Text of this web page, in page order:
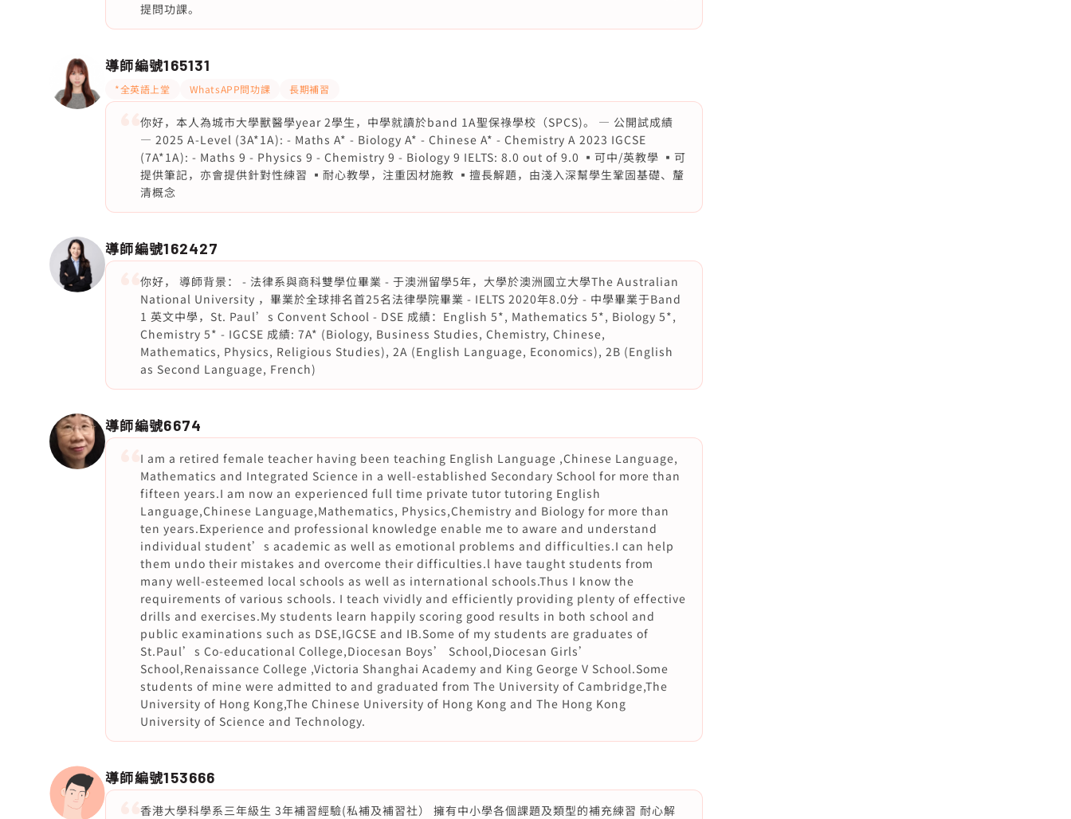
提問功課。
導師編號165131
*全英語上堂 WhatsAPP問功課 長期補習
你好，本人為城市大學獸醫學year 2學生，中學就讀於band 1A聖保祿學校（SPCS)。 — 公開試成績
— 2025 A-Level (3A*1A): - Maths A* - Biology A* - Chinese A* - Chemistry A 2023 IGCSE
(7A*1A): - Maths 9 - Physics 9 - Chemistry 9 - Biology 9 IELTS: 8.0 out of 9.0 ▪️可中/英教學 ▪️可
提供筆記，亦會提供針對性練習 ▪️耐心教學，注重因材施教 ▪️擅長解題，由淺入深幫學生鞏固基礎、釐
清概念
導師編號162427
你好， 導師背景： - 法律系與商科雙學位畢業 - 于澳洲留學5年，大學於澳洲國立大學The Australian
National University ，畢業於全球排名首25名法律學院畢業 - IELTS 2020年8.0分 - 中學畢業于Band
1 英文中學，St. Paul’s Convent School - DSE 成績：English 5*, Mathematics 5*, Biology 5*,
Chemistry 5* - IGCSE 成績: 7A* (Biology, Business Studies, Chemistry, Chinese,
Mathematics, Physics, Religious Studies), 2A (English Language, Economics), 2B (English
as Second Language, French)
導師編號6674
I am a retired female teacher having been teaching English Language ,Chinese Language,
Mathematics and Integrated Science in a well-established Secondary School for more than
fifteen years.I am now an experienced full time private tutor tutoring English
Language,Chinese Language,Mathematics, Physics,Chemistry and Biology for more than
ten years.Experience and professional knowledge enable me to aware and understand
individual student’s academic as well as emotional problems and difficulties.I can help
them undo their mistakes and overcome their difficulties.l have taught students from
many well-esteemed local schools as well as international schools.Thus I know the
requirements of various schools. I teach vividly and efficiently providing plenty of effective
drills and exercises.My students learn happily scoring good results in both school and
public examinations such as DSE,IGCSE and IB.Some of my students are graduates of
St.Paul’s Co-educational College,Diocesan Boys’ School,Diocesan Girls’
School,Renaissance College ,Victoria Shanghai Academy and King George V School.Some
students of mine were admitted to and graduated from The University of Cambridge,The
University of Hong Kong,The Chinese University of Hong Kong and The Hong Kong
University of Science and Technology.
導師編號153666
香港大學科學系三年級生 3年補習經驗(私補及補習社） 擁有中小學各個課題及類型的補充練習 耐心解